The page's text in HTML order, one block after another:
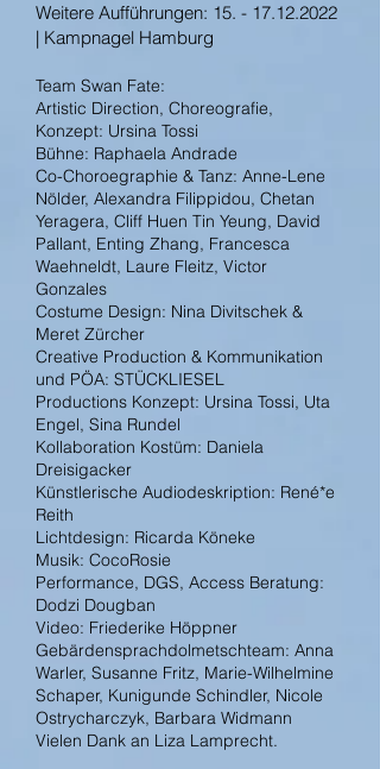
Weitere Aufführungen: 15. - 17.12.2022
| Kampnagel Hamburg
Team Swan Fate:
Artistic Direction, Choreografie,
Konzept: Ursina Tossi
Bühne: Raphaela Andrade
Co-Choroegraphie & Tanz: Anne-Lene
Nölder, Alexandra Filippidou, Chetan
Yeragera, Cliff Huen Tin Yeung, David
Pallant, Enting Zhang, Francesca
Waehneldt, Laure Fleitz, Victor
Gonzales
Costume Design: Nina Divitschek &
Meret Zürcher
Creative Production & Kommunikation
und PÖA: STÜCKLIESEL
Productions Konzept: Ursina Tossi, Uta
Engel, Sina Rundel
Kollaboration Kostüm: Daniela
Dreisigacker
Künstlerische Audiodeskription: René*e
Reith
Lichtdesign: Ricarda Köneke
Musik: CocoRosie
Performance, DGS, Access Beratung:
Dodzi Dougban
Video: Friederike Höppner
Gebärdensprachdolmetschteam: Anna
Warler, Susanne Fritz, Marie-Wilhelmine
Schaper, Kunigunde Schindler, Nicole
Ostrycharczyk, Barbara Widmann
Vielen Dank an Liza Lamprecht.